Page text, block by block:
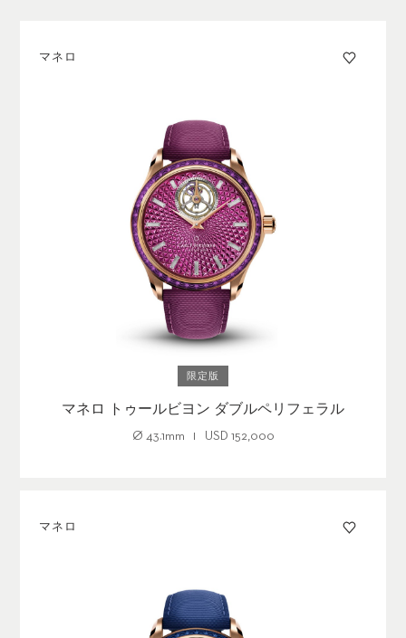
マネロ
限定版
マネロ トゥールビヨン ダブルペリフェラル
Ø 43.1mm USD 152,000
マネロ